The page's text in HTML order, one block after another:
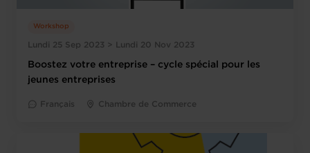
Lundi 25 Sep 2023 > Lundi 20 Nov 2023
Workshop
Boostez votre entreprise – cycle spécial pour les
jeunes entreprises
Français Chambre de Commerce